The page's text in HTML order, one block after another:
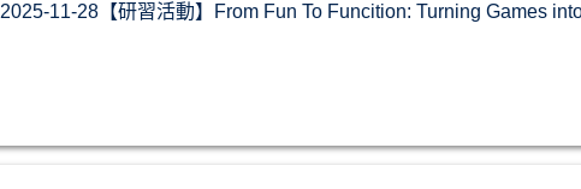
2025-11-28【研習活動】From Fun To Funcition: Turning Games